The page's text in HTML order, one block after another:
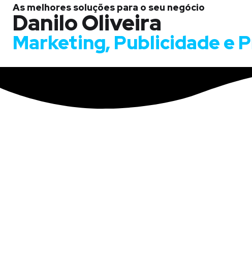
As melhores soluções para o seu negócio
Danilo Oliveira
Marketing, Publicidade e